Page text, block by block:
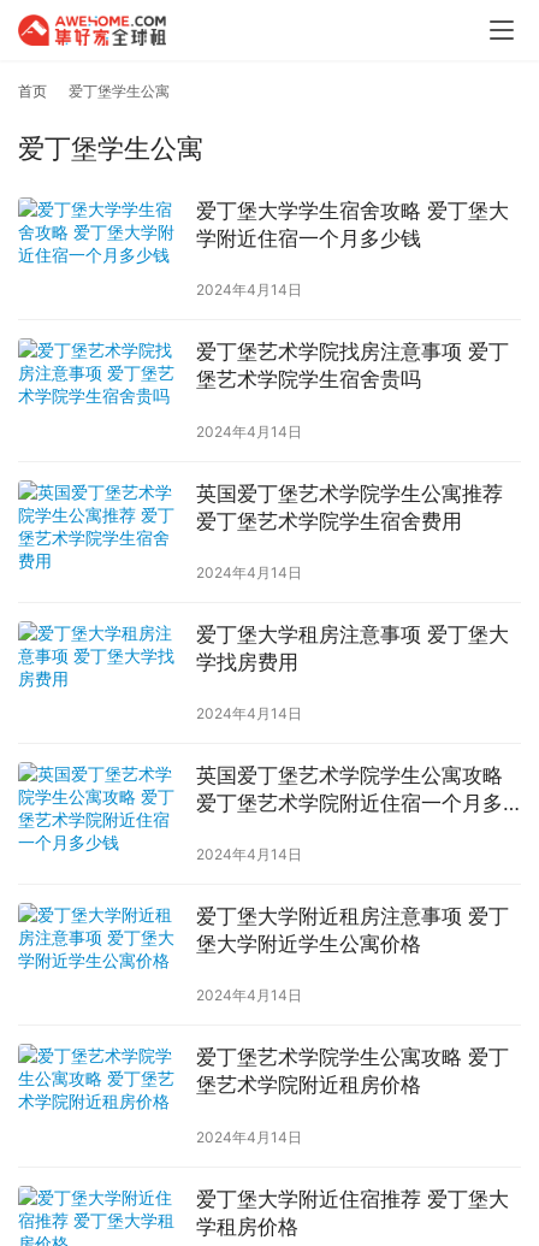
首页 爱丁堡学生公寓
爱丁堡学生公寓
爱丁堡大学学生宿舍攻略 爱丁堡大
学附近住宿一个月多少钱
2024年4月14日
爱丁堡艺术学院找房注意事项 爱丁
堡艺术学院学生宿舍贵吗
2024年4月14日
英国爱丁堡艺术学院学生公寓推荐
爱丁堡艺术学院学生宿舍费用
2024年4月14日
爱丁堡大学租房注意事项 爱丁堡大
学找房费用
2024年4月14日
英国爱丁堡艺术学院学生公寓攻略
爱丁堡艺术学院附近住宿一个月多
2024年4月14日
爱丁堡大学附近租房注意事项 爱丁
堡大学附近学生公寓价格
2024年4月14日
爱丁堡艺术学院学生公寓攻略 爱丁
堡艺术学院附近租房价格
2024年4月14日
爱丁堡大学附近住宿推荐 爱丁堡大
学租房价格